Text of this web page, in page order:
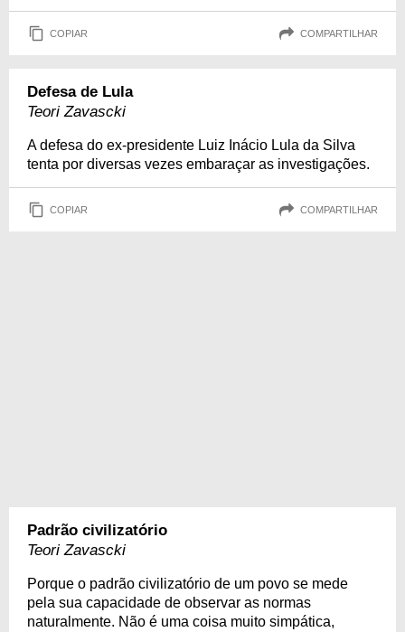
COPIAR COMPARTILHAR
Defesa de Lula
Teori Zavascki
A defesa do ex-presidente Luiz Inácio Lula da Silva
tenta por diversas vezes embaraçar as investigações.
COPIAR COMPARTILHAR
Padrão civilizatório
Teori Zavascki
Porque o padrão civilizatório de um povo se mede
pela sua capacidade de observar as normas
naturalmente. Não é uma coisa muito simpática,